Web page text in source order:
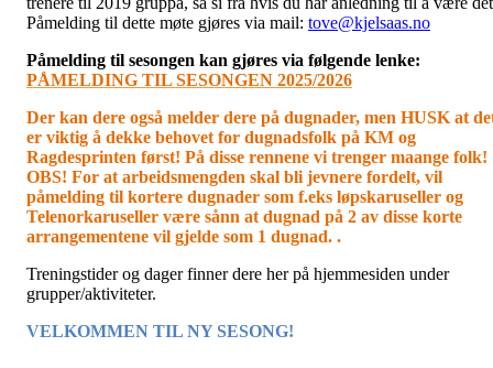
Påmelding til dette møte gjøres via mail: tove@kjelsaas.no
Påmelding til sesongen kan gjøres via følgende lenke:
PÅMELDING TIL SESONGEN 2025/2026
Der kan dere også melder dere på dugnader, men HUSK at
er viktig å dekke behovet for dugnadsfolk på KM og
Ragdesprinten først! På disse rennene vi trenger maange folk!
OBS! For at arbeidsmengden skal bli jevnere fordelt, vil
påmelding til kortere dugnader som f.eks løpskaruseller og
Telenorkaruseller være sånn at dugnad på 2 av disse korte
arrangementene vil gjelde som 1 dugnad. .
Treningstider og dager finner dere her på hjemmesiden under
grupper/aktiviteter.
VELKOMMEN TIL NY SESONG!